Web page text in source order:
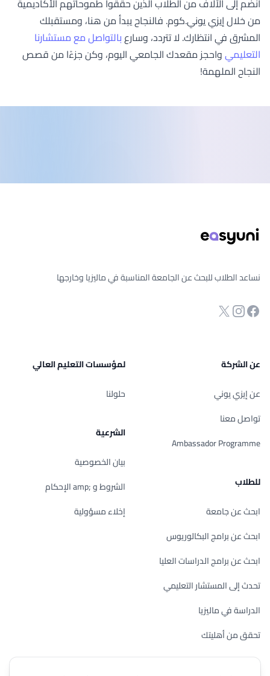
انضم إلى الآلاف من الطلاب الذين حققوا طموحاتهم الأكاديمية
من خلال إيزي يوني.كوم. فالنجاح يبدأ من هنا، ومستقبلك
المشرق في انتظارك. لا تتردد، وسارعبالتواصل مع مستشارنا
التعليميواحجز مقعدك الجامعي اليوم، وكن جزءًا من قصص
النجاح الملهمة!
نساعد الطلاب للبحث عن الجامعة المناسبة في ماليزيا وخارجها
صفحة الفيسبوك
انستجرام
Twitter
عن الشركة
عن إيزي يوني
تواصل معنا
Ambassador Programme
للطلاب
ابحث عن جامعة
ابحث عن برامج البكالوريوس
ابحث عن برامج الدراسات العليا
تحدث إلى المستشار التعليمي
الدراسة في ماليزيا
تحقق من أهليتك
لمؤسسات التعليم العالي
حلولنا
الشرعية
بيان الخصوصية
الشروط و ;amp الإحكام
إخلاء مسؤولية